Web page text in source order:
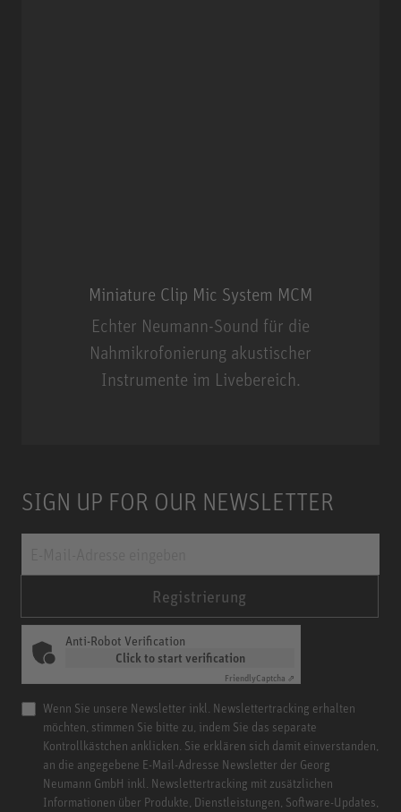
Miniature Clip Mic System MCM
Echter Neumann-Sound für die
Nahmikrofonierung akustischer
Instrumente im Livebereich.
SIGN UP FOR OUR NEWSLETTER
Registrierung
Anti-Robot Verification
Click to start verification
FriendlyCaptcha ⇗
Wenn Sie unsere Newsletter inkl. Newslettertracking erhalten
möchten, stimmen Sie bitte zu, indem Sie das separate
Kontrollkästchen anklicken. Sie erklären sich damit einverstanden,
an die angegebene E-Mail-Adresse Newsletter der Georg
Neumann GmbH inkl. Newslettertracking mit zusätzlichen
Informationen über Produkte, Dienstleistungen, Software-Updates,